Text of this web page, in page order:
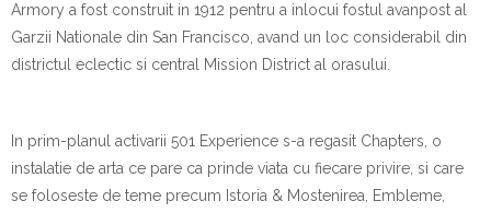
Armory a fost construit in 1912 pentru a inlocui fostul avanpost al
Garzii Nationale din San Francisco, avand un loc considerabil din
districtul eclectic si central Mission District al orasului.
In prim-planul activarii 501 Experience s-a regasit Chapters, o
instalatie de arta ce pare ca prinde viata cu fiecare privire, si care
se foloseste de teme precum Istoria & Mostenirea, Embleme,